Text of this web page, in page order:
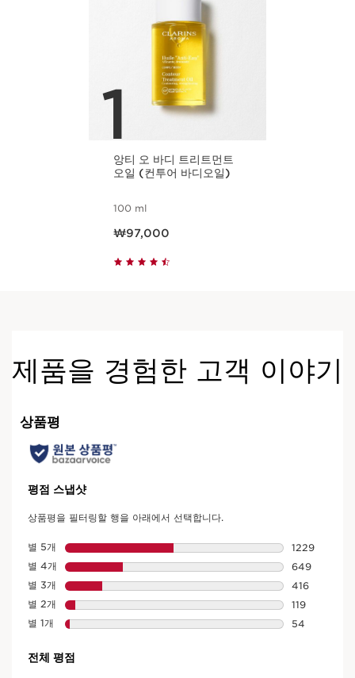
1
앙티 오 바디 트리트먼트
오일 (컨투어 바디오일)
100 ml
₩97,000
제품을 경험한 고객 이야기